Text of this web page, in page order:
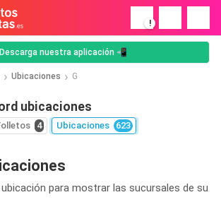
!
Descarga nuestra aplicación 📲
Ubicaciones G
ubicaciones
4 Ubicaciones 623
para mostrar las sucursales de su